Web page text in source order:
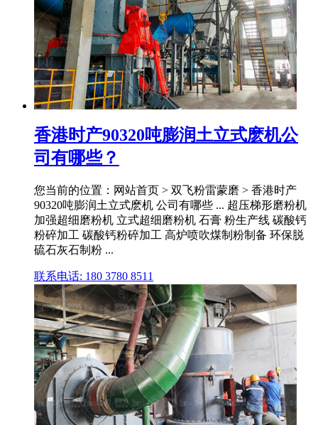
香港时产90320吨膨润土立式麽机公
司有哪些？
您当前的位置：网站首页 > 双飞粉雷蒙磨 > 香港时产
90320吨膨润土立式麽机 公司有哪些 ... 超压梯形磨粉机
加强超细磨粉机 立式超细磨粉机 石膏 粉生产线 碳酸钙
粉碎加工 碳酸钙粉碎加工 高炉喷吹煤制粉制备 环保脱
硫石灰石制粉 ...
联系电话: 180 3780 8511